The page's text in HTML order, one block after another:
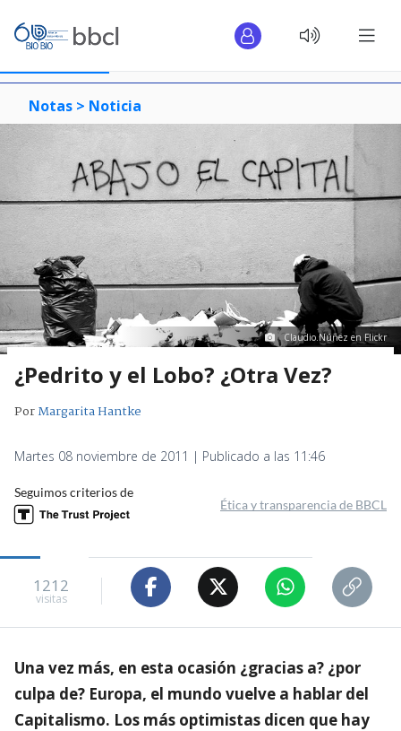
Notas > Noticia
Claudio.Núñez en Flickr
¿Pedrito y el Lobo? ¿Otra Vez?
PorMargarita Hantke
Martes 08 noviembre de 2011 | Publicado a las 11:46
Seguimos criterios de
Ética y transparencia de BBCL
1212
visitas
Una vez más, en esta ocasión ¿gracias a? ¿por
culpa de? Europa, el mundo vuelve a hablar del
Capitalismo. Los más optimistas dicen que hay